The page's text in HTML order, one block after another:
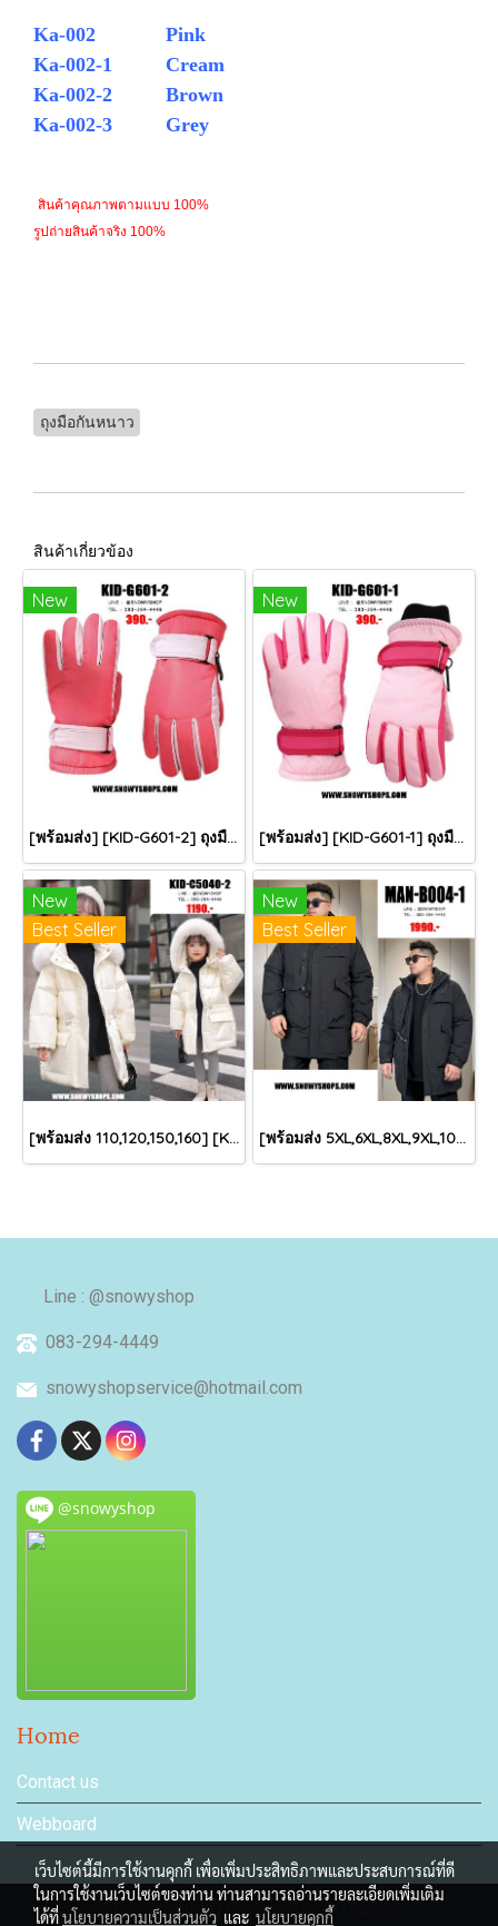
Ka-002
Pink
Ka-002-1
Cream
Ka-002-2
Brown
Ka-002-3
Grey
สินค้าคุณภาพตามแบบ 100%
รูปถ่ายสินค้าจริง 100%
ถุงมือกันหนาว
สินค้าเกี่ยวข้อง
New
[พร้อมส่ง] [KID-G601-2] ถุงมือกันหนาวเด็กสีชมพูเข้ม ซับขนด้านใน ใส่กันหนาวเล่นหิมะได้ (เหมาะสำหรับเด็ก 3-5ขวบ)
New
[พร้อมส่ง] [KID-G601-1] ถุงมือกันหนาวเด็กสีชมพูอ่อน ซับขนด้านใน ใส่กันหนาวเล่นหิมะได้ (เหมาะสำหรับเด็ก 3-5ขวบ)
New
Best Seller
[พร้อมส่ง 110,120,150,160] [KID-C5040-2] เสื้อโค้ทกันหนาวเด็กขนเป็ดสีขาว แขนยาว มีกระเป๋าสองข้าง แบบซิปด้านหน้า หมวกฮู้ดติดเฟอร์ฟรุ้งฟริ้งใส่ติดลบกันหนาว เล่นหิมะได้ค่ะ
New
Best Seller
[พร้อมส่ง 5XL,6XL,8XL,9XL,10XL] [Man-B004-1] Down Jackets BigSize เสื้อโค้ทขนเป็ดกันหนาวสีดำชายไซด์ใหญ่ มีหมวกฮู้ด ซิปด้านหน้า กันน้ำ ใส่กันหนาวติดลบได้อย่างดี
Line : @snowyshop
083-294-4449
snowyshopservice@hotmail.com
@snowyshop
Home
Contact us
Webboard
Copyright by makewebeasy.com
เว็บไซต์นี้มีการใช้งานคุกกี้ เพื่อเพิ่มประสิทธิภาพและประสบการณ์ที่ดี
ในการใช้งานเว็บไซต์ของท่าน ท่านสามารถอ่านรายละเอียดเพิ่มเติม
ได้ที่นโยบายความเป็นส่วนตัว และ นโยบายคุกกี้